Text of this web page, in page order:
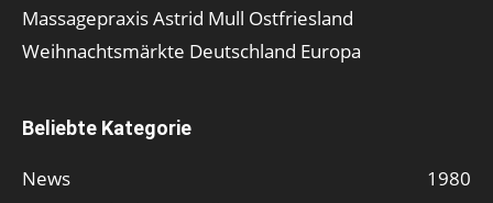
Massagepraxis Astrid Mull Ostfriesland
Weihnachtsmärkte Deutschland Europa
Beliebte Kategorie
News
1980